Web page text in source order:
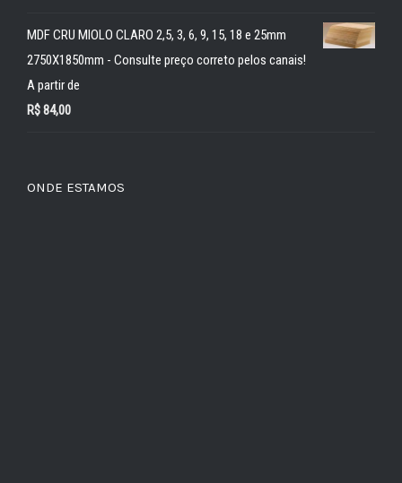
MDF CRU MIOLO CLARO 2,5, 3, 6, 9, 15, 18 e 25mm
2750X1850mm - Consulte preço correto pelos canais!
A partir de
R$84,00
ONDE ESTAMOS